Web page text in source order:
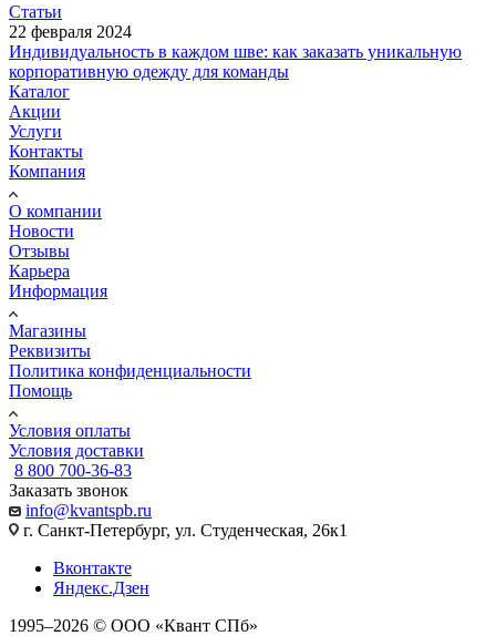
Статьи
22 февраля 2024
Индивидуальность в каждом шве: как заказать уникальную
корпоративную одежду для команды
Каталог
Акции
Услуги
Контакты
Компания
О компании
Новости
Отзывы
Карьера
Информация
Магазины
Реквизиты
Политика конфиденциальности
Помощь
Условия оплаты
Условия доставки
8 800 700-36-83
Заказать звонок
info@kvantspb.ru
г. Санкт-Петербург, ул. Студенческая, 26к1
Вконтакте
Яндекс.Дзен
1995–2026 © ООО «Квант СПб»